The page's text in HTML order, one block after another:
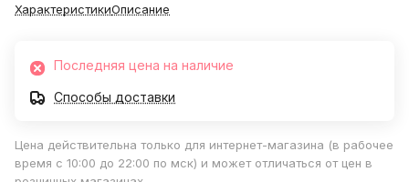
ХарактеристикиОписание
Последняя цена на наличие
Способы доставки
Цена действительна только для интернет-магазина (в рабочее
время с 10:00 до 22:00 по мск) и может отличаться от цен в